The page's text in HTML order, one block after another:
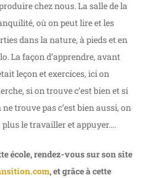
chez nous. La salle de la
où on peut lire et les
dans la nature, à pieds et en
La façon d’apprendre, avant
leçon et exercices, ici on
si on trouve c’est bien et si
ne trouve pas c’est bien aussi, on
plus le travailler et appuyer….
école, rendez-vous sur son site
, et grâce à cette